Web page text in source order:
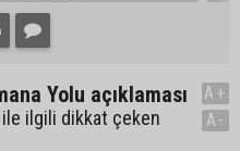
Yolu açıklaması
ile ilgili dikkat çeken
A+
A-